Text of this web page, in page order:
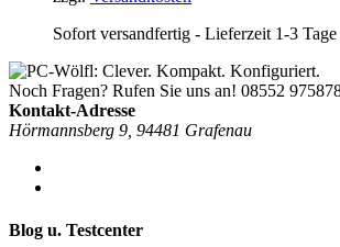
Sofort versandfertig - Lieferzeit 1-3 Tage
Noch Fragen? Rufen Sie uns an! 08552
Kontakt-Adresse
Hörmannsberg 9, 94481 Grafenau
Blog u. Testcenter